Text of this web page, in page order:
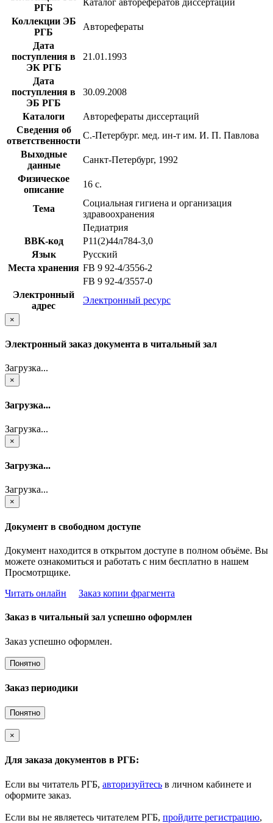
РГБ
Коллекции ЭБ
РГБ
Авторефераты
Дата
поступления в
ЭК РГБ
21.01.1993
Дата
поступления в
ЭБ РГБ
30.09.2008
Каталоги
Авторефераты диссертаций
Сведения об
ответственности
С.-Петербург. мед. ин-т им. И. П. Павлова
Выходные
данные
Санкт-Петербург, 1992
Физическое
описание
16 с.
Тема
Социальная гигиена и организация
здравоохранения
Педиатрия
BBK-код
Р11(2)44л784-3,0
Язык
Русский
Места хранения FB 9 92-4/3556-2
FB 9 92-4/3557-0
Электронный
адрес
Электронный ресурс
×
Электронный заказ документа в читальный зал
Загрузка...
×
Загрузка...
Загрузка...
×
Загрузка...
Загрузка...
×
Документ в свободном доступе
Документ находится в открытом доступе в полном объёме. Вы
можете ознакомиться и работать с ним бесплатно в нашем
Просмотрщике.
Читать онлайн
Заказ копии фрагмента
Заказ в читальный зал успешно оформлен
Заказ успешно оформлен.
Понятно
Заказ периодики
Понятно
×
Для заказа документов в РГБ:
Если вы читатель РГБ, авторизуйтесь в личном кабинете и
оформите заказ.
Если вы не являетесь читателем РГБ, пройдите регистрацию,